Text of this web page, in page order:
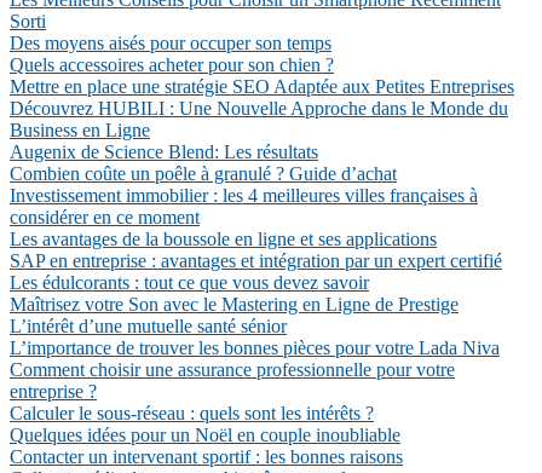
Sorti
Des moyens aisés pour occuper son temps
Quels accessoires acheter pour son chien ?
Mettre en place une stratégie SEO Adaptée aux Petites Entreprises
Découvrez HUBILI : Une Nouvelle Approche dans le Monde du
Business en Ligne
Augenix de Science Blend: Les résultats
Combien coûte un poêle à granulé ? Guide d’achat
Investissement immobilier : les 4 meilleures villes françaises à
considérer en ce moment
Les avantages de la boussole en ligne et ses applications
SAP en entreprise : avantages et intégration par un expert certifié
Les édulcorants : tout ce que vous devez savoir
Maîtrisez votre Son avec le Mastering en Ligne de Prestige
L’intérêt d’une mutuelle santé sénior
L’importance de trouver les bonnes pièces pour votre Lada Niva
Comment choisir une assurance professionnelle pour votre
entreprise ?
Calculer le sous-réseau : quels sont les intérêts ?
Quelques idées pour un Noël en couple inoubliable
Contacter un intervenant sportif : les bonnes raisons